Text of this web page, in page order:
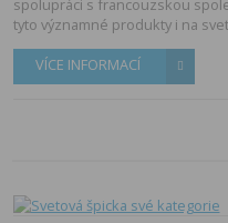
spolupráci s francouzskou
tyto významné produkty i na
VÍCE INFORMACÍ